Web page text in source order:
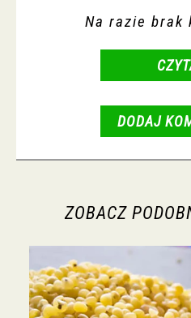
Na razie brak
DODAJ
ZOBACZ